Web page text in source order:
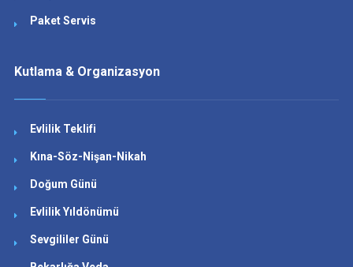
Paket Servis
Kutlama & Organizasyon
Evlilik Teklifi
Kına-Söz-Nişan-Nikah
Doğum Günü
Evlilik Yıldönümü
Sevgililer Günü